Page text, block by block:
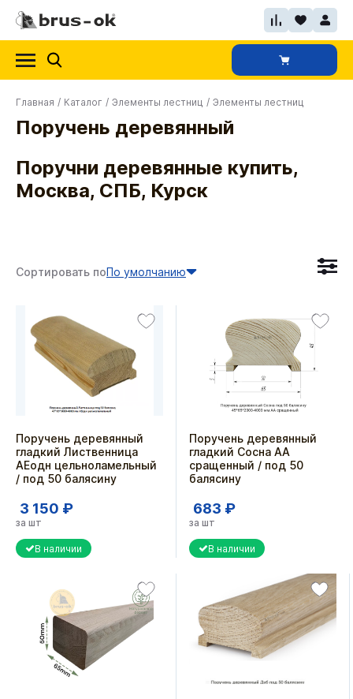
Главная / Каталог / Элементы лестниц / Элементы лестниц
Поручень деревянный
Поручни деревянные купить,
Москва, СПБ, Курск
Сортировать поПо умолчанию
Поручень деревянный
гладкий Лиственница
АЕодн цельноламельный
/ под 50 балясину
3 150 ₽
за шт
В наличии
Поручень деревянный
гладкий Сосна АА
сращенный / под 50
балясину
683 ₽
за шт
В наличии